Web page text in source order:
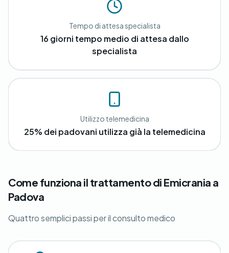
Tempo di attesa specialista
16 giorni tempo medio di attesa dallo
specialista
Utilizzo telemedicina
25% dei padovani utilizza già la telemedicina
Come funziona il trattamento di Emicrania a
Padova
Quattro semplici passi per il consulto medico